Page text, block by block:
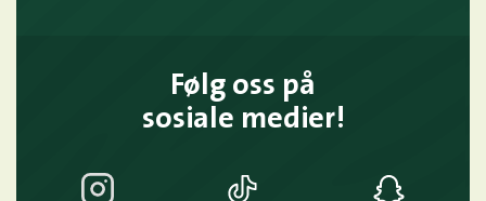
Følg oss på
sosiale medier!